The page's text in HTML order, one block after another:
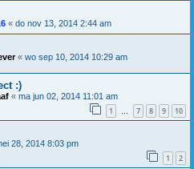
« do nov 13, 2014 2:44 am
« wo sep 10, 2014 10:29 am
:)
« ma jun 02, 2014 11:01 am
1 … 7 8 9 10
28, 2014 8:03 pm
1 2